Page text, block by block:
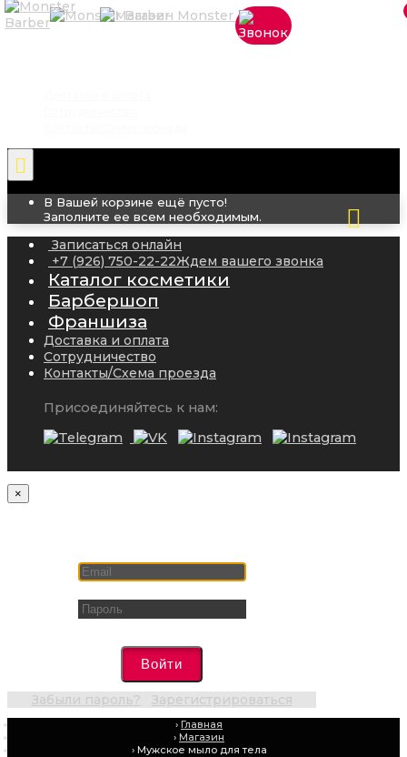
В Вашей корзине ещё пусто!
Заполните ее всем необходимым.
Записаться онлайн
+7 (926) 750-22-22Ждем вашего звонка
Каталог косметики
Барбершоп
Франшиза
Доставка и оплата
Сотрудничество
Контакты/Схема проезда
Присоединяйтесь к нам:
×
Войти
Забыли пароль? Зарегистрироваться
Главная
Магазин
Мужское мыло для тела